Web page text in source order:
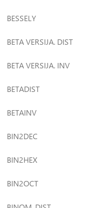
BESSELY
BETA VERSIJA. DIST
BETA VERSIJA. INV
BETADIST
BETAINV
BIN2DEC
BIN2HEX
BIN2OCT